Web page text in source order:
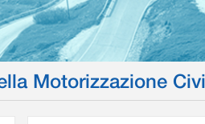
Motorizzazione